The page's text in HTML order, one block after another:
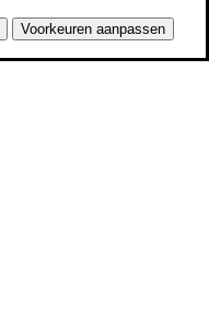
Voorkeuren aanpassen